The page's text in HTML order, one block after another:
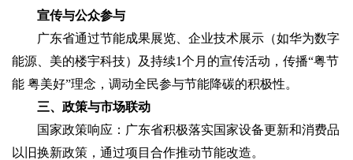
宣传与公众参与
广东省通过节能成果展览、企业技术展示（如华为数字
能源、美的楼宇科技）及持续1个月的宣传活动，传播“粤节
能 粤美好”理念，调动全民参与节能降碳的积极性。
三、政策与市场联动
国家政策响应：广东省积极落实国家设备更新和消费品
以旧换新政策，通过项目合作推动节能改造。